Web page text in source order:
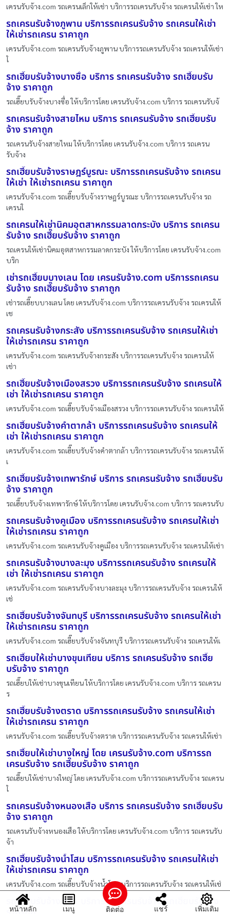
เครนรับจ้าง.com รถเครนเล็กให้เช่า บริการรถเครนรับจ้าง รถเครนให้เช่า ให
รถเครนรับจ้างภูพาน บริการรถเครนรับจ้าง รถเครนให้เช่า
ให้เช่ารถเครน ราคาถูก
เครนรับจ้าง.com รถเครนรับจ้างภูพาน บริการรถเครนรับจ้าง รถเครนให้เช่า
ใ
รถเฮี๊ยบรับจ้างบางซื่อ บริการ รถเครนรับจ้าง รถเฮี๊ยบรับ
จ้าง ราคาถูก
รถเฮี๊ยบรับจ้างบางซื่อ ให้บริการโดย เครนรับจ้าง.com บริการ รถเครนรับจ้
รถเครนรับจ้างสายไหม บริการ รถเครนรับจ้าง รถเฮี๊ยบรับ
จ้าง ราคาถูก
รถเครนรับจ้างสายไหม ให้บริการโดย เครนรับจ้าง.com บริการ รถเครน
รับจ้าง
รถเฮี๊ยบรับจ้างราษฎร์บูรณะ บริการรถเครนรับจ้าง รถเครน
ให้เช่า ให้เช่ารถเครน ราคาถูก
เครนรับจ้าง.com รถเฮี๊ยบรับจ้างราษฎร์บูรณะ บริการรถเครนรับจ้าง รถ
เครนใ
รถเครนให้เช่านิคมอุตสาหกรรมลาดกระบัง บริการ รถเครน
รับจ้าง รถเฮี๊ยบรับจ้าง ราคาถูก
รถเครนให้เช่านิคมอุตสาหกรรมลาดกระบัง ให้บริการโดย เครนรับจ้าง.com
บริก
เช่ารถเฮี๊ยบบางเลน โดย เครนรับจ้าง.com บริการรถเครน
รับจ้าง รถเฮี๊ยบรับจ้าง ราคาถูก
เช่ารถเฮี๊ยบบางเลน โดย เครนรับจ้าง.com บริการรถเครนรับจ้าง รถเครนให้
เช
รถเครนรับจ้างกระสัง บริการรถเครนรับจ้าง รถเครนให้เช่า
ให้เช่ารถเครน ราคาถูก
เครนรับจ้าง.com รถเครนรับจ้างกระสัง บริการรถเครนรับจ้าง รถเครนให้
เช่า
รถเฮี๊ยบรับจ้างเมืองสรวง บริการรถเครนรับจ้าง รถเครนให้
เช่า ให้เช่ารถเครน ราคาถูก
เครนรับจ้าง.com รถเฮี๊ยบรับจ้างเมืองสรวง บริการรถเครนรับจ้าง รถเครนให้
รถเฮี๊ยบรับจ้างคำตากล้า บริการรถเครนรับจ้าง รถเครนให้
เช่า ให้เช่ารถเครน ราคาถูก
เครนรับจ้าง.com รถเฮี๊ยบรับจ้างคำตากล้า บริการรถเครนรับจ้าง รถเครนให้
เ
รถเฮี๊ยบรับจ้างเทพารักษ์ บริการ รถเครนรับจ้าง รถเฮี๊ยบรับ
จ้าง ราคาถูก
รถเฮี๊ยบรับจ้างเทพารักษ์ ให้บริการโดย เครนรับจ้าง.com บริการ รถเครนรับ
รถเครนรับจ้างคูเมือง บริการรถเครนรับจ้าง รถเครนให้เช่า
ให้เช่ารถเครน ราคาถูก
เครนรับจ้าง.com รถเครนรับจ้างคูเมือง บริการรถเครนรับจ้าง รถเครนให้เช่า
รถเครนรับจ้างบางละมุง บริการรถเครนรับจ้าง รถเครนให้
เช่า ให้เช่ารถเครน ราคาถูก
เครนรับจ้าง.com รถเครนรับจ้างบางละมุง บริการรถเครนรับจ้าง รถเครนให้
เช่
รถเฮี๊ยบรับจ้างจันทบุรี บริการรถเครนรับจ้าง รถเครนให้เช่า
ให้เช่ารถเครน ราคาถูก
เครนรับจ้าง.com รถเฮี๊ยบรับจ้างจันทบุรี บริการรถเครนรับจ้าง รถเครนให้เ
รถเฮี๊ยบให้เช่าบางขุนเทียน บริการ รถเครนรับจ้าง รถเฮี๊ย
บรับจ้าง ราคาถูก
รถเฮี๊ยบให้เช่าบางขุนเทียน ให้บริการโดย เครนรับจ้าง.com บริการ รถเครน
ร
รถเฮี๊ยบรับจ้างตราด บริการรถเครนรับจ้าง รถเครนให้เช่า
ให้เช่ารถเครน ราคาถูก
เครนรับจ้าง.com รถเฮี๊ยบรับจ้างตราด บริการรถเครนรับจ้าง รถเครนให้เช่า
รถเฮี๊ยบให้เช่าบางใหญ่ โดย เครนรับจ้าง.com บริการรถ
เครนรับจ้าง รถเฮี๊ยบรับจ้าง ราคาถูก
รถเฮี๊ยบให้เช่าบางใหญ่ โดย เครนรับจ้าง.com บริการรถเครนรับจ้าง รถเครน
ใ
รถเครนรับจ้างหนองเสือ บริการ รถเครนรับจ้าง รถเฮี๊ยบรับ
จ้าง ราคาถูก
รถเครนรับจ้างหนองเสือ ให้บริการโดย เครนรับจ้าง.com บริการ รถเครนรับ
จ้า
รถเฮี๊ยบรับจ้างน้ำโสม บริการรถเครนรับจ้าง รถเครนให้เช่า
ให้เช่ารถเครน ราคาถูก
เครนรับจ้าง.com รถเฮี๊ยบรับจ้างน้ำโสม บริการรถเครนรับจ้าง รถเครนให้เช่
รถเฮี๊ยบรับจ้างดุสิต บริการ รถเครนรับจ้าง รถเฮี๊ยบรับจ้าง
หน้าหลัก เมนู ติดต่อ แชร์ เพิ่มเติม